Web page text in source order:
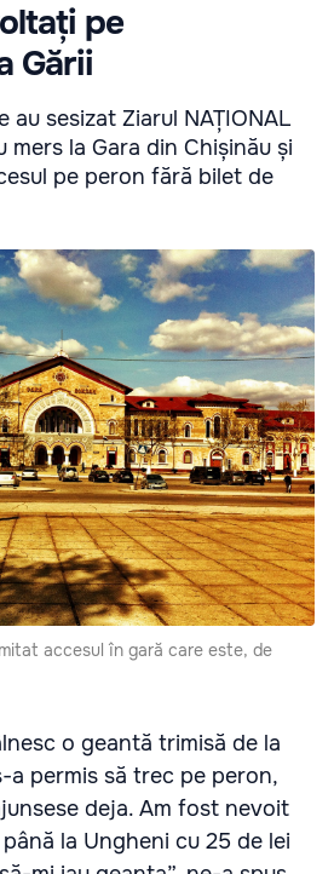
pe
Gării
au sesizat Ziarul NAȚIONAL
la Gara din Chișinău și
pe peron fără bilet de
accesul în gară care este, de
o geantă trimisă de la
a permis să trec pe peron,
deja. Am fost nevoit
la Ungheni cu 25 de lei